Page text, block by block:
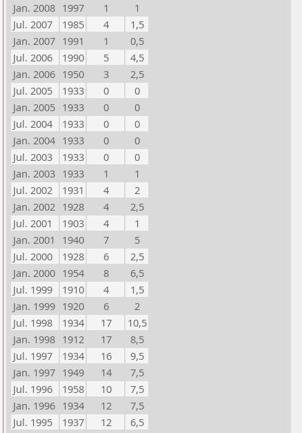
Jan. 2008 1997 1
1
Jul. 2007
1985 4
1,5
Jan. 2007 1991 1
0,5
Jul. 2006
1990 5
4,5
Jan. 2006 1950 3
2,5
Jul. 2005
1933 0
0
Jan. 2005 1933 0
0
Jul. 2004
1933 0
0
Jan. 2004 1933 0
0
Jul. 2003
1933 0
0
Jan. 2003 1933 1
1
Jul. 2002
1931 4
2
Jan. 2002 1928 4
2,5
Jul. 2001
1903 4
1
Jan. 2001
1940 7
5
Jul. 2000
1928 6
2,5
Jan. 2000 1954 8
6,5
Jul. 1999
1910 4
1,5
Jan. 1999 1920 6
2
Jul. 1998
1934 17
10,5
Jan. 1998 1912 17
8,5
Jul. 1997
1934 16
9,5
Jan. 1997 1949 14
7,5
Jul. 1996
1958 10
7,5
Jan. 1996 1934 12
7,5
Jul. 1995
1937 12
6,5